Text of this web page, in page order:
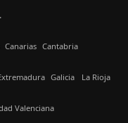
Canarias Cantabria
Galicia La Rioja
Valenciana